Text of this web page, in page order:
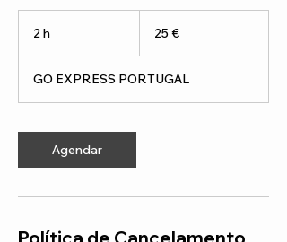
2 h 25 €
GO EXPRESS PORTUGAL
Agendar